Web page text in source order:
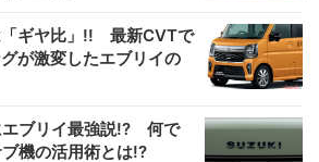
「ギヤ比」!! 最新CVTで
が激変したエブリイの
エブリイ最強説!? 何で
機の活用術とは!?